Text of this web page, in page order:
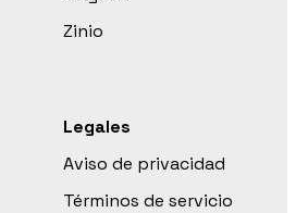
Zinio
Legales
Aviso de privacidad
Términos de servicio